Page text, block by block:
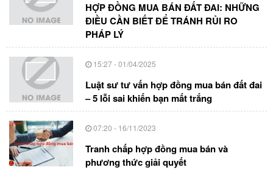
HỢP ĐỒNG MUA BÁN ĐẤT ĐAI: NHỮNG
ĐIỀU CẦN BIẾT ĐỂ TRÁNH RỦI RO
PHÁP LÝ
15:27 - 01/04/2025
Luật sư tư vấn hợp đồng mua bán đất đai
– 5 lỗi sai khiến bạn mất trắng
07:20 - 16/11/2023
Tranh chấp hợp đồng mua bán và
phương thức giải quyết